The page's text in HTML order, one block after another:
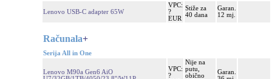
Lenovo USB-C adapter 65W
VPC:
?
EUR
Stiže za
40 dana
Garan.
12 mj.
Računala+
Serija All in One
Lenovo M90a Gen6 AiO
VPC:
?
Nije na
putu,
obično
Garan.